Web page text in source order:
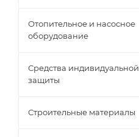
Отопительное и насосное
оборудование
Средства индивидуальной
защиты
Строительные материалы